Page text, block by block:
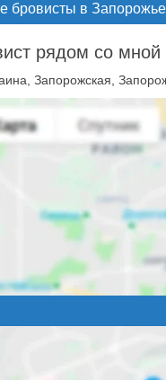
бровисты в Запорожье
рядом со мной
Запорожская,